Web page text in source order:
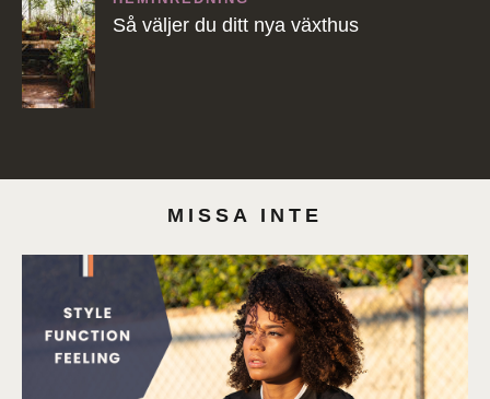
Så väljer du ditt nya växthus
MISSA INTE